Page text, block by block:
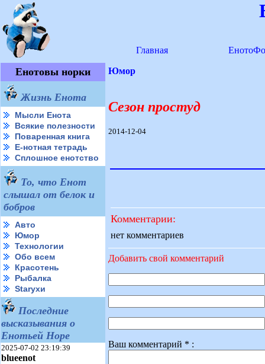
Главная
Енотовы норки
Жизнь Енота
Мысли Енота
Всякие полезности
Поваренная книга
Е-нотная тетрадь
Сплошное енотство
То, что Енот
слышал от белок и
бобров
Авто
Юмор
Технологии
Обо всем
Красотень
Рыбалка
Starухи
Последние
высказывания о
Енотьей Норе
2025-07-02 23:19:39
blueenot
Юмор
Сезон простуд
2014-12-04
Комментарии:
нет комментариев
Добавить свой комментарий
Ваш комментарий * :